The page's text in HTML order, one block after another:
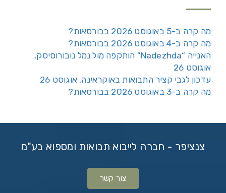
מה קרה ב-5 באוגוסט 2026 בבורסאות?
מה קרה ב-4 באוגוסט 2026 בבורסאות?
האנייה “Nadezhda” הותקפה מול נמל נובורוסיסק,
אוגוסט 26
עדכון לגבי קציר התבואות באוקראינה, אוגוסט 26
מה קרה ב-3 באוגוסט 2026 בבורסאות?
צנציפר - חברה לייבוא תבואות ומספוא בע"מ
צור קשר